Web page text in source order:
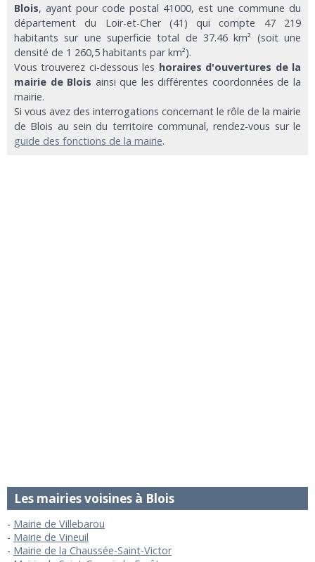
Blois, ayant pour code postal 41000, est une commune du
département du Loir-et-Cher (41) qui compte 47 219
habitants sur une superficie total de 37.46 km² (soit une
densité de 1 260,5 habitants par km²).
Vous trouverez ci-dessous les horaires d'ouvertures de la
mairie de Blois ainsi que les différentes coordonnées de la
mairie.
Si vous avez des interrogations concernant le rôle de la mairie
de Blois au sein du territoire communal, rendez-vous sur le
guide des fonctions de la mairie.
Les mairies voisines à Blois
Mairie de Villebarou
Mairie de Vineuil
Mairie de la Chaussée-Saint-Victor